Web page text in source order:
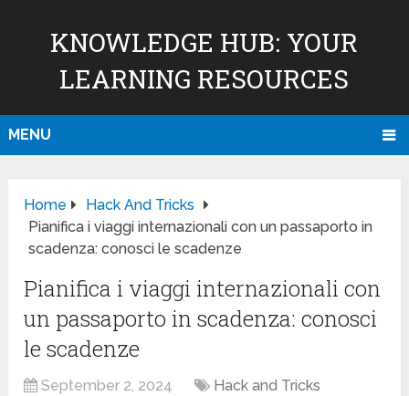
KNOWLEDGE HUB: YOUR
LEARNING RESOURCES
MENU
Home
Hack And Tricks
Pianifica i viaggi internazionali con un passaporto in
scadenza: conosci le scadenze
Pianifica i viaggi internazionali con
un passaporto in scadenza: conosci
le scadenze
September 2, 2024 Hack and Tricks